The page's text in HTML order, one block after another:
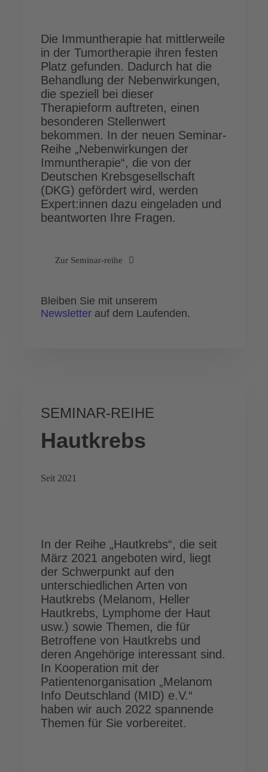
Die Immuntherapie hat mittlerweile
in der Tumortherapie ihren festen
Platz gefunden. Dadurch hat die
Behandlung der Nebenwirkungen,
die speziell bei dieser
Therapieform auftreten, einen
besonderen Stellenwert
bekommen. In der neuen Seminar-
Reihe „Nebenwirkungen der
Immuntherapie“, die von der
Deutschen Krebsgesellschaft
(DKG) gefördert wird, werden
Expert:innen dazu eingeladen und
beantworten Ihre Fragen.
Zur Seminar-reihe
Bleiben Sie mit unserem
Newsletter auf dem Laufenden.
SEMINAR-REIHE
Hautkrebs
Seit 2021
In der Reihe „Hautkrebs“, die seit
März 2021 angeboten wird, liegt
der Schwerpunkt auf den
unterschiedlichen Arten von
Hautkrebs (Melanom, Heller
Hautkrebs, Lymphome der Haut
usw.) sowie Themen, die für
Betroffene von Hautkrebs und
deren Angehörige interessant sind.
In Kooperation mit der
Patientenorganisation „Melanom
Info Deutschland (MID) e.V.“
haben wir auch 2022 spannende
Themen für Sie vorbereitet.